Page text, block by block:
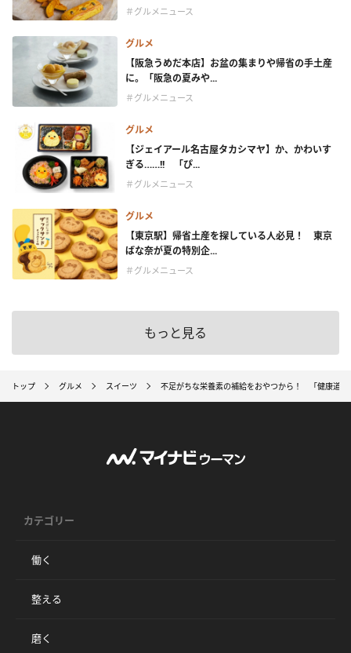
＃グルメニュース
グルメ
【阪急うめだ本店】お盆の集まりや帰省の手土産
に。「阪急の夏みや...
＃グルメニュース
グルメ
【ジェイアール名古屋タカシマヤ】か、かわいす
ぎる……!! 「ぴ...
＃グルメニュース
グルメ
【東京駅】帰省土産を探している人必見！ 東京
ばな奈が夏の特別企...
＃グルメニュース
もっと見る
トップ グルメ スイーツ 不足がちな栄養素の補給をおやつから！ 「健康道
カテゴリー
働く
整える
磨く